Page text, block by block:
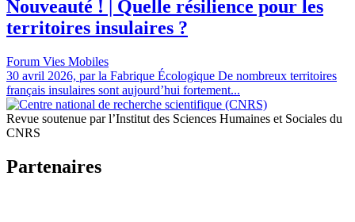
Nouveauté ! | Quelle résilience pour les
territoires insulaires ?
Forum Vies Mobiles
30 avril 2026, par la Fabrique Écologique De nombreux territoires
français insulaires sont aujourd’hui fortement...
Revue soutenue par l’Institut des Sciences Humaines et Sociales du
CNRS
Partenaires